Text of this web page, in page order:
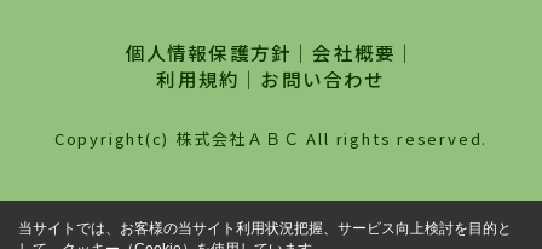
は、一度だけでは終わらない、お客様との末長い
お付き合いです。初めての一人暮らしから、就
職・ご結婚・売買物件の購入、などなど一生涯に
わたる、良きアドバイザーとして、地域に密着し
た営業スタイルで様々なお役立ちができればと強
わせください。
個人情報保護方針 ｜会社概要 ｜
利用規約 ｜ お問い合わせ
Copyright(c) 株式会社ＡＢＣ All rights reserved.
当サイトでは、お客様の当サイト利用状況把握、サービス向上検討を目的と